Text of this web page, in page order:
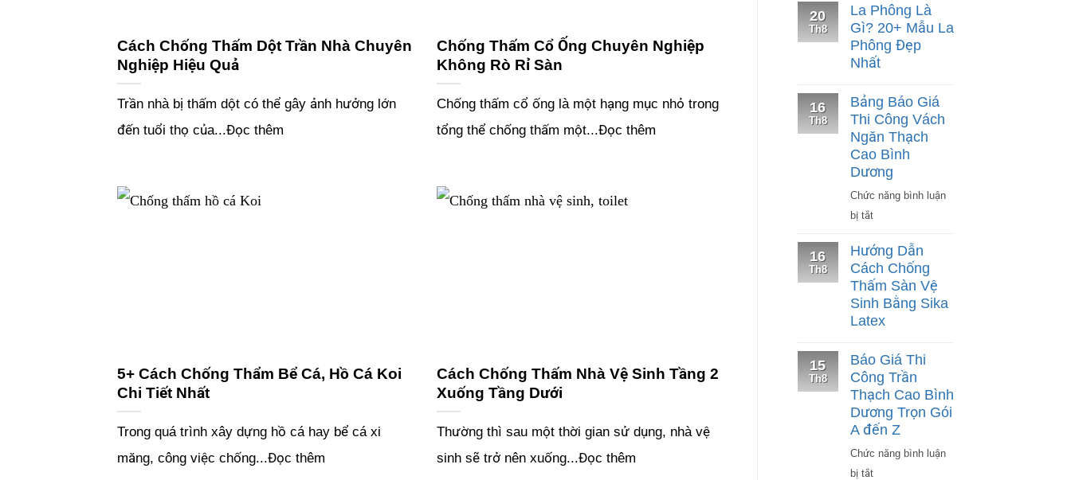
Cách Chống Thấm Dột Trần Nhà Chuyên
Nghiệp Hiệu Quả
Trần nhà bị thấm dột có thể gây ảnh hưởng lớn
đến tuổi thọ của...Đọc thêm
Chống Thấm Cổ Ống Chuyên Nghiệp
Không Rò Rỉ Sàn
Chống thấm cổ ống là một hạng mục nhỏ trong
tổng thể chống thấm một...Đọc thêm
5+ Cách Chống Thẩm Bể Cá, Hồ Cá Koi
Chi Tiết Nhất
Trong quá trình xây dựng hồ cá hay bể cá xi
măng, công việc chống...Đọc thêm
Cách Chống Thấm Nhà Vệ Sinh Tầng 2
Xuống Tầng Dưới
Thường thì sau một thời gian sử dụng, nhà vệ
sinh sẽ trở nên xuống...Đọc thêm
Thi
Công
Sơn
Gói
Tại
Bình
Dương
Chuyên
Nghiệp
20
Th8
La Phông Là
Gì? 20+ Mẫu La
Phông Đẹp
Nhất
16
Th8
Bảng Báo Giá
Thi Công Vách
Ngăn Thạch
Cao Bình
Dương
Chức năng bình luận
bị tắtở
Báo
Giá
Thi
Ngăn
Thạch
Cao
Bình
Dương
16
Th8
Hướng Dẫn
Cách Chống
Thấm Sàn Vệ
Sinh Bằng Sika
Latex
15
Th8
Báo Giá Thi
Công Trần
Thạch Cao Bình
Dương Trọn Gói
A đến Z
Chức năng bình luận
bị tắtở